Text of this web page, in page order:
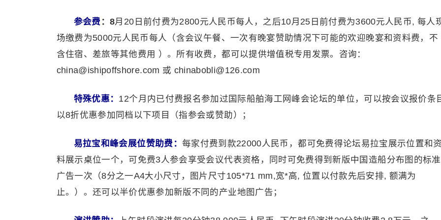
参会费 ：8月20日前付费为2800元人民币每人，之后10月25日前付费为3600元人民币, 每人
场缴费为5000元人民币每人（含会议午餐、一次有晚宴赞助情况下可能的欢迎晚宴和资料费，不
含住宿、差旅等其他费用 ）。所有收费，都可以提供增值税专用发票。咨询：
china@ishipoffshore.com 或 chinabobli@126.com
特殊优惠： 12个月内已付费报名参加过国际船舶海工网峰会论坛的单位，可以按会议报价条
以8折优惠参加同档以下项目（指参会或赞助）；
易拉宝和峰会展位赞助费： 每家付费到款22000人民币，都可免费得论坛易拉宝展示位置和资
料展示桌位一个，可免费3人参会享受会议代表资格，同时可免费得到新版中国造船分布图的标准
广告一次（8分之一A4大小尺寸，图片尺寸105*71 mm,宽*高, 位置以付款先后安排, 额满为
止。）。还可以半价优惠参加新版不同的产业地图广告；